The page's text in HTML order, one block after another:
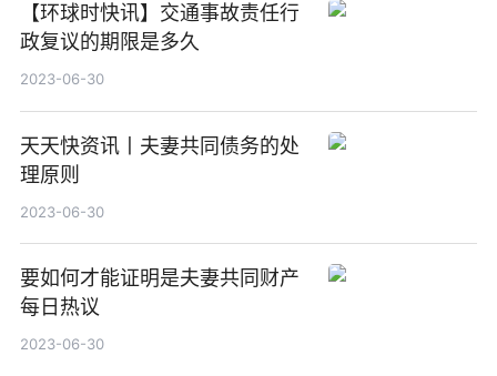
【环球时快讯】交通事故责任行
政复议的期限是多久
2023-06-30
天天快资讯丨夫妻共同债务的处
理原则
2023-06-30
要如何才能证明是夫妻共同财产
每日热议
2023-06-30